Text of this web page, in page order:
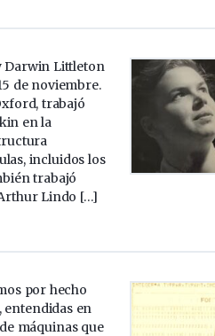
Darwin Littleton
de noviembre.
trabajó
en la
incluidos los
trabajó
Lindo […]
por hecho
entendidas en
máquinas que